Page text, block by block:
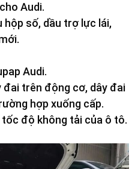
Audi.
hộp số, dầu trợ lực lái,
Audi.
đai trên động cơ, dây đai
hợp xuống cấp.
độ không tải của ô tô.